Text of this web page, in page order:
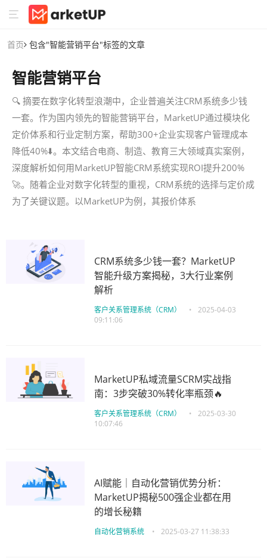
首页 包含"智能营销平台"标签的文章
智能营销平台
🔍 摘要在数字化转型浪潮中，企业普遍关注CRM系统多少钱
一套。作为国内领先的智能营销平台，MarketUP通过模块化
定价体系和行业定制方案，帮助300+企业实现客户管理成本
降低40%⬇️。本文结合电商、制造、教育三大领域真实案例，
深度解析如何用MarketUP智能CRM系统实现ROI提升200%
🚀。随着企业对数字化转型的重视，CRM系统的选择与定价成
为了关键议题。以MarketUP为例，其报价体系
CRM系统多少钱一套？MarketUP
智能升级方案揭秘，3大行业案例
解析
客户关系管理系统（CRM） •
2025-04-03
09:11:06
MarketUP私域流量SCRM实战指
南：3步突破30%转化率瓶颈🔥
客户关系管理系统（CRM） •
2025-03-30
10:07:46
AI赋能｜自动化营销优势分析：
MarketUP揭秘500强企业都在用
的增长秘籍
自动化营销系统 • 2025-03-27 11:38:33